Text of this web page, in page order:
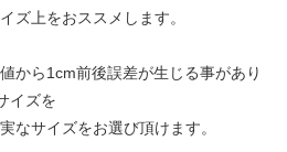
ズ上をおススメします。
から1cm前後誤差が生じる事があり
イズを
なサイズをお選び頂けます。